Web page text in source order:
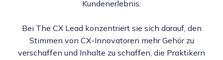
Kundenerlebnis.
Bei The CX Lead konzentriert sie sich darauf, den
Stimmen von CX-Innovatoren mehr Gehör zu
verschaffen und Inhalte zu schaffen, die Praktikern